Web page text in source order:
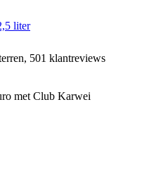
liter
501 klantreviews
met Club Karwei